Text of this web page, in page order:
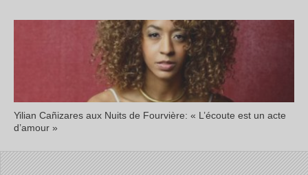
Yilian Cañizares aux Nuits de Fourvière: « L’écoute est un acte
d’amour »